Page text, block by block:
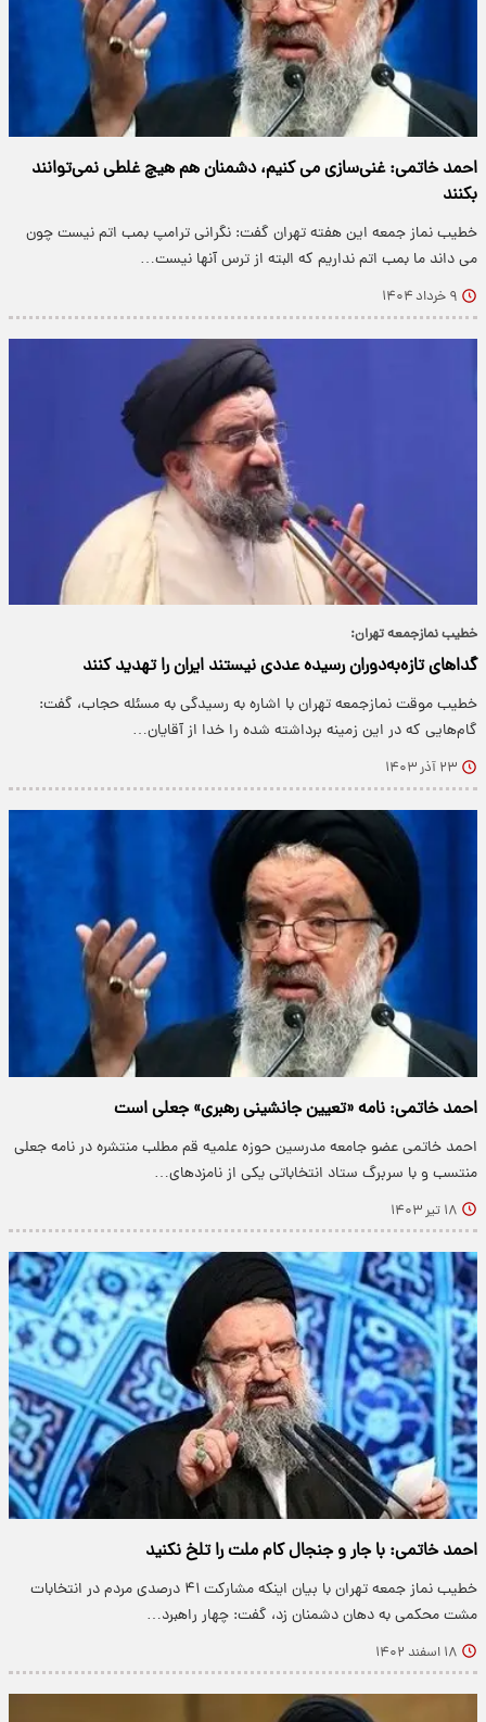
احمد خاتمی: غنی‌سازی می کنیم، دشمنان هم هیچ غلطی نمی‌توانند
بکنند
خطیب نماز جمعه این هفته تهران گفت: نگرانی ترامپ بمب اتم نیست چون
می داند ما بمب اتم نداریم که البته از ترس آنها نیست…
۹ خرداد ۱۴۰۴
خطیب نمازجمعه تهران:
گداهای تازه‌به‌دوران‌ رسیده عددی نیستند ایران را تهدید کنند
خطیب موقت نمازجمعه تهران با اشاره به رسیدگی به مسئله حجاب، گفت:
گام‌هایی که در این زمینه برداشته شده را خدا از آقایان…
۲۳ آذر ۱۴۰۳
احمد خاتمی: نامه «تعیین جانشینی رهبری» جعلی است
احمد خاتمی عضو جامعه مدرسین حوزه علمیه قم مطلب منتشره در نامه جعلی
منتسب و با سربرگ ستاد انتخاباتی یکی از نامزدهای…
۱۸ تیر ۱۴۰۳
احمد خاتمی: با جار و جنجال کام ملت را تلخ نکنید
خطیب نماز جمعه تهران با بیان اینکه مشارکت ۴۱ درصدی مردم در انتخابات
مشت محکمی به دهان دشمنان زد، گفت: چهار راهبرد…
۱۸ اسفند ۱۴۰۲